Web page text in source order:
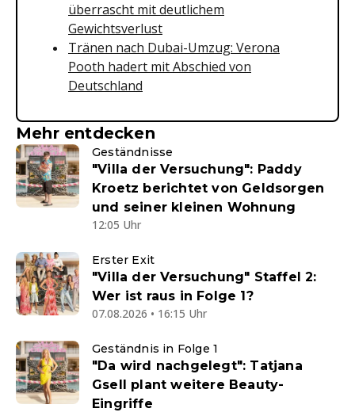
überrascht mit deutlichem
Gewichtsverlust
Tränen nach Dubai-Umzug: Verona
Pooth hadert mit Abschied von
Deutschland
Mehr entdecken
Geständnisse
"Villa der Versuchung": Paddy
Kroetz berichtet von Geldsorgen
und seiner kleinen Wohnung
12:05 Uhr
Erster Exit
"Villa der Versuchung" Staffel 2:
Wer ist raus in Folge 1?
07.08.2026 • 16:15 Uhr
Geständnis in Folge 1
"Da wird nachgelegt": Tatjana
Gsell plant weitere Beauty-
Eingriffe